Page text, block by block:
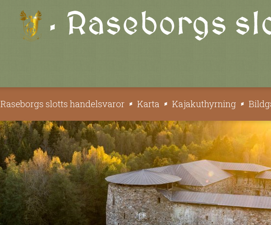
Raseborgs slotts handelsvaror Karta Kajakuthyrning